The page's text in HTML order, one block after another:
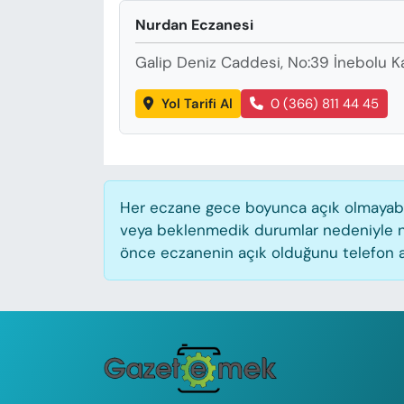
Nurdan Eczanesi
Galip Deniz Caddesi, No:39 İnebolu
Yol Tarifi Al 0 (366) 811 44 45
Her eczane gece boyunca açık
veya beklenmedik durumlar nedeniyle
önce eczanenin açık olduğunu telefon
ÖZEL HABER
YAZAR KÖŞESİ
VAN VE DİYARBAKIR HABERLERİ